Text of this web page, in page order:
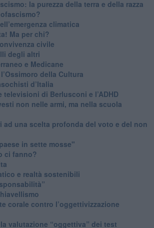
la purezza della terra e della razza
climatica
Ma per chi?
civile
degli altri
e Medicane
della Cultura
d’Italia
televisioni di Berlusconi e l’ADHD
non nelle armi, ma nella scuola
ad una scelta profonda del voto e del non
in sette mosse"
ci fanno?
e realtà sostenibili
corale contro l’oggettivizzazione
valutazione “oggettiva” dei test